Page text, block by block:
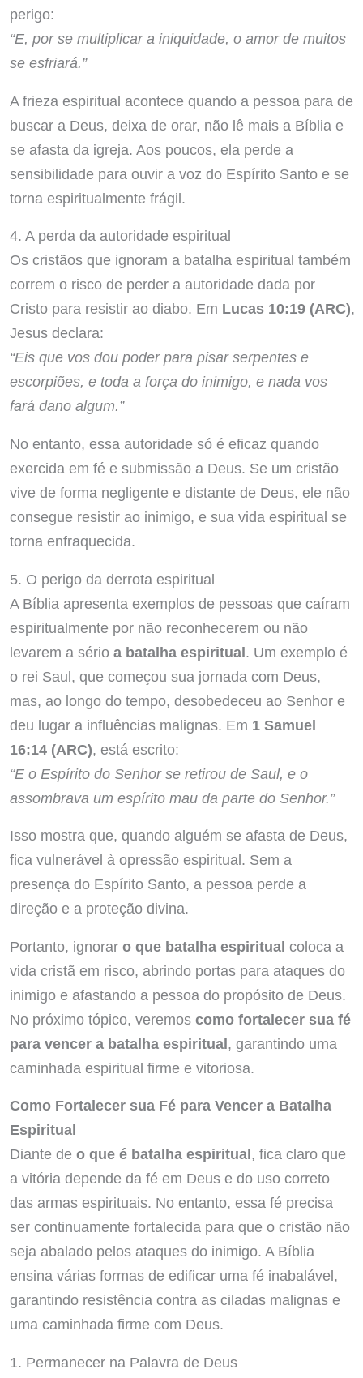
perigo:
“E, por se multiplicar a iniquidade, o amor de muitos
se esfriará.”
A frieza espiritual acontece quando a pessoa para de
buscar a Deus, deixa de orar, não lê mais a Bíblia e
se afasta da igreja. Aos poucos, ela perde a
sensibilidade para ouvir a voz do Espírito Santo e se
torna espiritualmente frágil.
4. A perda da autoridade espiritual
Os cristãos que ignoram a batalha espiritual também
correm o risco de perder a autoridade dada por
Cristo para resistir ao diabo. Em Lucas 10:19 (ARC),
Jesus declara:
“Eis que vos dou poder para pisar serpentes e
escorpiões, e toda a força do inimigo, e nada vos
fará dano algum.”
No entanto, essa autoridade só é eficaz quando
exercida em fé e submissão a Deus. Se um cristão
vive de forma negligente e distante de Deus, ele não
consegue resistir ao inimigo, e sua vida espiritual se
torna enfraquecida.
5. O perigo da derrota espiritual
A Bíblia apresenta exemplos de pessoas que caíram
espiritualmente por não reconhecerem ou não
levarem a sério a batalha espiritual. Um exemplo é
o rei Saul, que começou sua jornada com Deus,
mas, ao longo do tempo, desobedeceu ao Senhor e
deu lugar a influências malignas. Em 1 Samuel
16:14 (ARC), está escrito:
“E o Espírito do Senhor se retirou de Saul, e o
assombrava um espírito mau da parte do Senhor.”
Isso mostra que, quando alguém se afasta de Deus,
fica vulnerável à opressão espiritual. Sem a
presença do Espírito Santo, a pessoa perde a
direção e a proteção divina.
Portanto, ignorar o que batalha espiritual coloca a
vida cristã em risco, abrindo portas para ataques do
inimigo e afastando a pessoa do propósito de Deus.
No próximo tópico, veremos como fortalecer sua fé
para vencer a batalha espiritual, garantindo uma
caminhada espiritual firme e vitoriosa.
Como Fortalecer sua Fé para Vencer a Batalha
Espiritual
Diante de o que é batalha espiritual, fica claro que
a vitória depende da fé em Deus e do uso correto
das armas espirituais. No entanto, essa fé precisa
ser continuamente fortalecida para que o cristão não
seja abalado pelos ataques do inimigo. A Bíblia
ensina várias formas de edificar uma fé inabalável,
garantindo resistência contra as ciladas malignas e
uma caminhada firme com Deus.
1. Permanecer na Palavra de Deus